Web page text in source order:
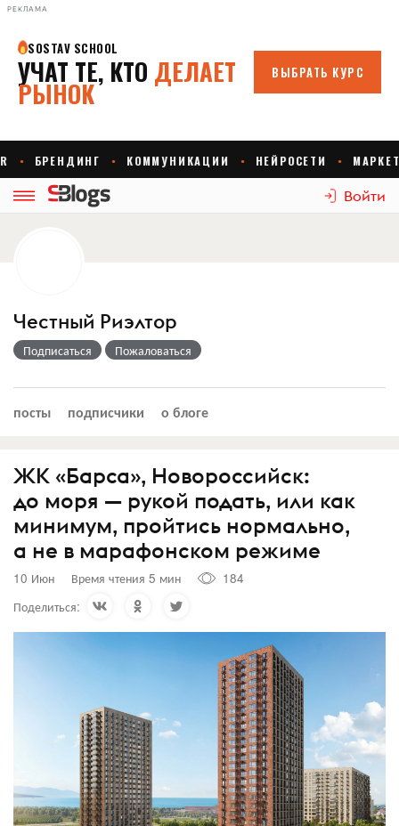
РЕКЛАМА
Войти
Честный Риэлтор
Подписаться Пожаловаться
посты подписчики о блоге
ЖК «Барса», Новороссийск:
до моря — рукой подать, или как
минимум, пройтись нормально,
а не в марафонском режиме
10 Июн Время чтения 5 мин
184
Поделиться: